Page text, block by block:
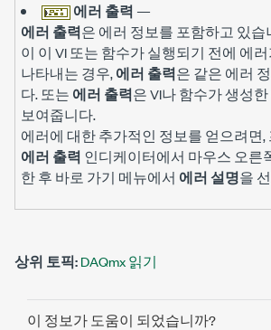
에러 출력 —
에러 출력은 에러 정보를 포함하고 있습
이 이 VI 또는 함수가 실행되기 전에 에
나타내는 경우,에러 출력은 같은 에러
다. 또는 에러 출력은 VI나 함수가 생성
보여줍니다.
에러에 대한 추가적인 정보를 얻으려면,
에러 출력 인디케이터에서 마우스 오른
한 후 바로 가기 메뉴에서 에러 설명을
상위 토픽:DAQmx 읽기
이 정보가 도움이 되었습니까?